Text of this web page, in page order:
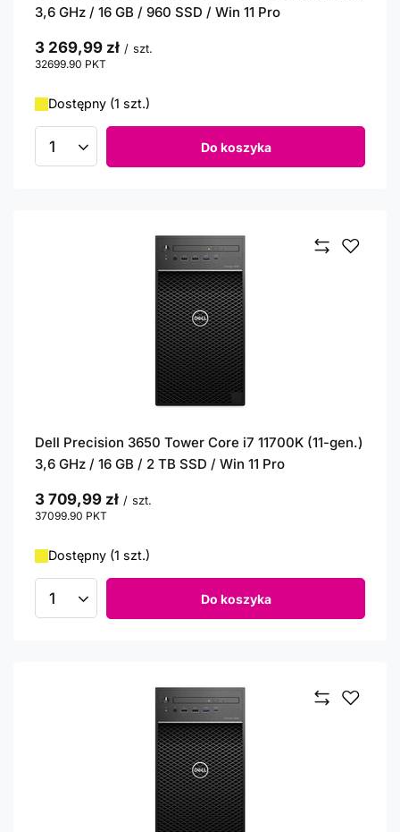
3,6 GHz / 16 GB / 960 SSD / Win 11 Pro
3 269,99 zł / szt.
32699.90 PKT
Dostępny (1 szt.)
Ilość produktów Do koszyka
Dell Precision 3650 Tower Core i7 11700K (11-gen.)
3,6 GHz / 16 GB / 2 TB SSD / Win 11 Pro
3 709,99 zł / szt.
37099.90 PKT
Dostępny (1 szt.)
Ilość produktów Do koszyka